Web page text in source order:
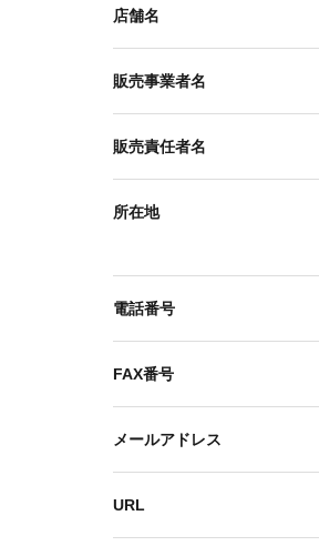
店舗名
販売事業者名
販売責任者名
所在地
電話番号
FAX番号
メールアドレス
URL